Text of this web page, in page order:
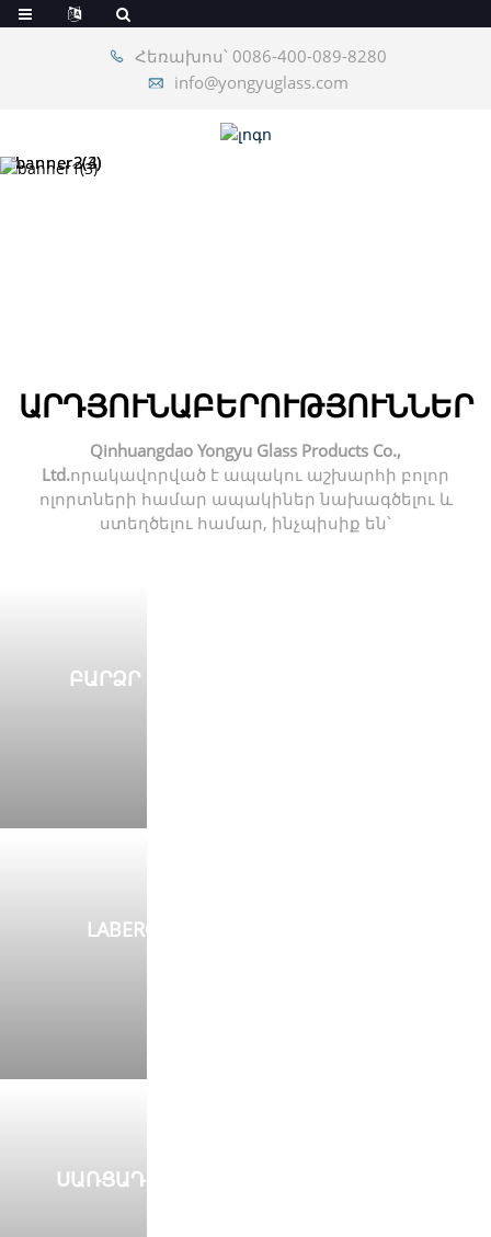
Հեռախոս՝ 0086-400-089-8280
info@yongyuglass.com
ԱՐԴՅՈՒՆԱԲԵՐՈՒԹՅՈՒՆՆԵՐ
Qinhuangdao Yongyu Glass Products Co.,
Ltd.որակավորված է ապակու աշխարհի բոլոր
ոլորտների համար ապակիներ նախագծելու և
ստեղծելու համար, ինչպիսիք են՝
ԲԱՐՁՐ ԱՐԴՅՈՒՆԱՎԵՏՈՒԹՅԱՄԲ U
LABER® U ՊՐՈՖԻԼԱՅԻՆ ԱՊԱԿԻ
ՍԱՌՑԱԴԱՇՏԻ ԱՊԱԿԵ ՀԱՄԱԿԱՐԳԵՐ